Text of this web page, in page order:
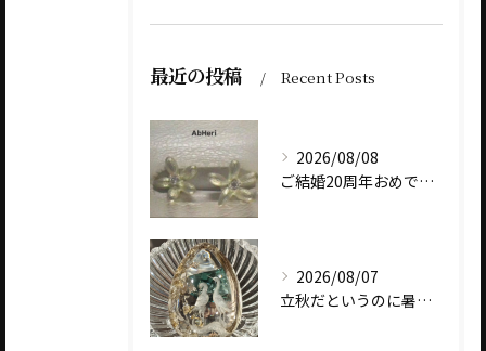
最近の投稿 Recent Posts
2026/08/08
ご結婚20周年おめでとうございます
2026/08/07
立秋だというのに暑いですね